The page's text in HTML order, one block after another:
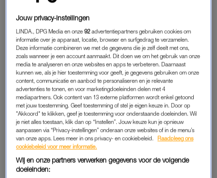
De Amerikaanse ambassade in Oekraïne twitterde dat in
opdracht van president Joe Biden ongeveer 90 ton “aan
dodelijke hulp is verstuurd”. Hieronder valt munitie voor
degenen die vanuit de frontlinies Oekraïne verdedigen.
MILITAIRE HULP
De ambassade stelde dat met de zending wordt aangetoond
dat de Amerikanen “Oekraïne willen helpen bij het versterken
van zijn defensie tegen de groeiende Russische agressie”.
De spanningen tussen Rusland en de Verenigde Staten en
andere westerse landen zijn hoog opgelopen door het conflict
in Oekraïne. Sinds 2014 woedt er een burgeroorlog in het
oosten van het land. Rusland is sinds eind vorig jaar bezig om
Jouw privacy-instellingen
LINDA., DPG Media en onze92 advertentiepartners gebruiken cookies om
informatie over je apparaat, locatie, browser en surfgedrag te verzamelen.
Deze informatie combineren we met de gegevens die je zelf deelt met ons,
zoals wanneer je een account aanmaakt. Dit doen we om het gebruik van onze
media te analyseren en onze websites en apps te verbeteren. Daarnaast
kunnen we, als je hier toestemming voor geeft, je gegevens gebruiken om onze
content, communicatie en aanbod te personaliseren en je relevante
advertenties te tonen, en voor marketingdoeleinden delen met 4
mediapartners. Ook content van 13 externe platformen wordt enkel getoond
met jouw toestemming. Geef toestemming of stel je eigen keuze in. Door op
"Akkoord" te klikken, geef je toestemming voor onderstaande doeleinden. Wil
je niet alles toestaan, klik dan op “Instellen”. Jouw keuze kun je opnieuw
aanpassen via “Privacy-instellingen” onderaan onze websites of in de menu’s
van onze apps. Lees meer in ons privacy- en cookiebeleid.
Raadpleeg ons
cookiebeleid voor meer informatie.
Wij en onze partners verwerken gegevens voor de volgende
doeleinden: